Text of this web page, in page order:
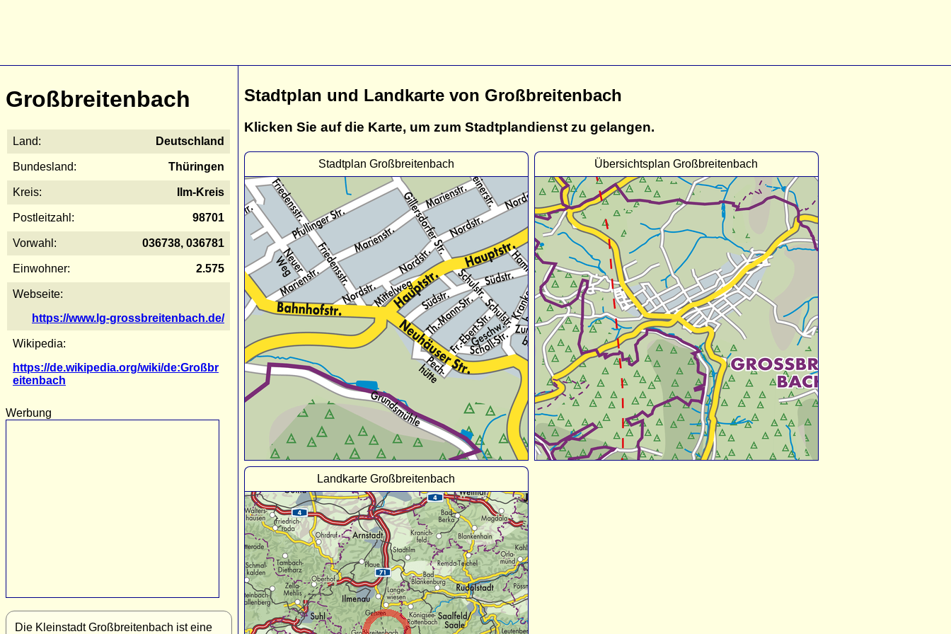
Großbreitenbach
Land: Deutschland
Bundesland: Thüringen
Kreis: Ilm-Kreis
Postleitzahl: 98701
Vorwahl: 036738, 036781
Einwohner: 2.575
Webseite:
https://www.lg-grossbreitenbach.de/
Wikipedia:
https://de.wikipedia.org/wiki/de:Großbr
eitenbach
Werbung
Die Kleinstadt Großbreitenbach ist eine
Stadtplan und Landkarte von Großbreitenbach
Klicken Sie auf die Karte, um zum Stadtplandienst zu gelangen.
Stadtplan Großbreitenbach Übersichtsplan Großbreitenbach
Landkarte Großbreitenbach